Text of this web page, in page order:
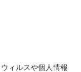
ィルスや個人情報